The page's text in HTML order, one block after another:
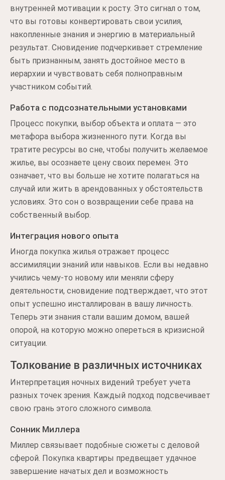
внутренней мотивации к росту. Это сигнал о том,
что вы готовы конвертировать свои усилия,
накопленные знания и энергию в материальный
результат. Сновидение подчеркивает стремление
быть признанным, занять достойное место в
иерархии и чувствовать себя полноправным
участником событий.
Работа с подсознательными установками
Процесс покупки, выбор объекта и оплата — это
метафора выбора жизненного пути. Когда вы
тратите ресурсы во сне, чтобы получить желаемое
жилье, вы осознаете цену своих перемен. Это
означает, что вы больше не хотите полагаться на
случай или жить в арендованных у обстоятельств
условиях. Это сон о возвращении себе права на
собственный выбор.
Интеграция нового опыта
Иногда покупка жилья отражает процесс
ассимиляции знаний или навыков. Если вы недавно
учились чему-то новому или меняли сферу
деятельности, сновидение подтверждает, что этот
опыт успешно инсталлирован в вашу личность.
Теперь эти знания стали вашим домом, вашей
опорой, на которую можно опереться в кризисной
ситуации.
Толкование в различных источниках
Интерпретация ночных видений требует учета
разных точек зрения. Каждый подход подсвечивает
свою грань этого сложного символа.
Сонник Миллера
Миллер связывает подобные сюжеты с деловой
сферой. Покупка квартиры предвещает удачное
завершение начатых дел и возможность